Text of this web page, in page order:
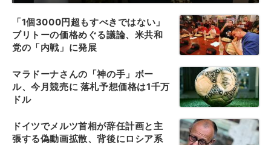
「1個3000円超もすべきではない」
ブリトーの価格めぐる議論、米共和
党の「内戦」に発展
マラドーナさんの「神の手」ボー
ル、今月競売に 落札予想価格は1千万
ドル
ドイツでメルツ首相が辞任計画と主
張する偽動画拡散、背後にロシア系